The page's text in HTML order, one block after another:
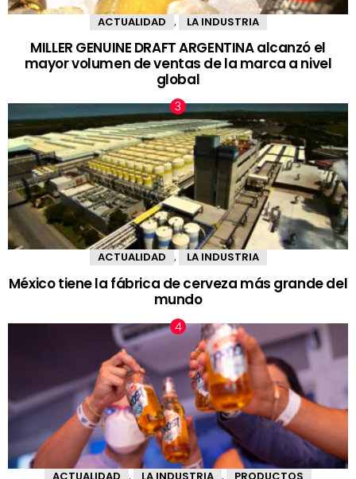
ACTUALIDAD , LA INDUSTRIA
MILLER GENUINE DRAFT ARGENTINA alcanzó el
mayor volumen de ventas de la marca a nivel
global
ACTUALIDAD , LA INDUSTRIA
México tiene la fábrica de cerveza más grande del
mundo
, ,